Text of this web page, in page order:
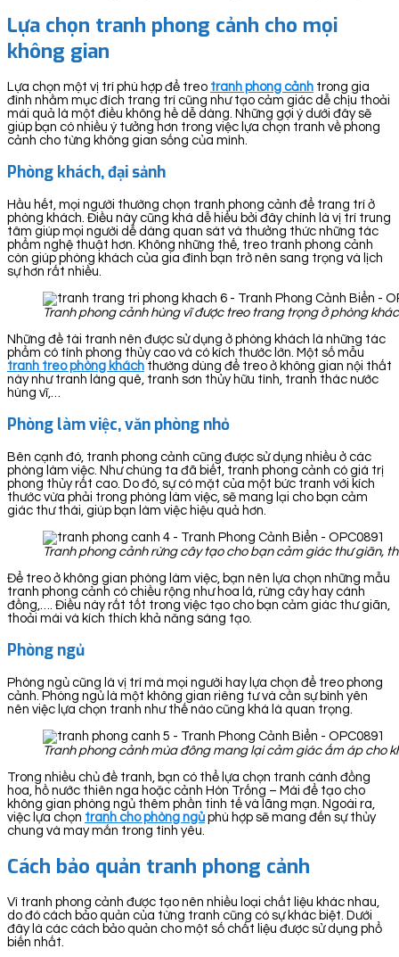
Lựa chọn tranh phong cảnh cho mọi
không gian
Lựa chọn một vị trí phù hợp để treo tranh phong cảnh trong gia
đình nhằm mục đích trang trí cũng như tạo cảm giác dễ chịu thoải
mái quả là một điều không hề dễ dàng. Những gợi ý dưới đây sẽ
giúp bạn có nhiều ý tưởng hơn trong việc lựa chọn tranh về phong
cảnh cho từng không gian sống của mình.
Phòng khách, đại sảnh
Hầu hết, mọi người thường chọn tranh phong cảnh để trang trí ở
phòng khách. Điều này cũng khá dễ hiểu bởi đây chính là vị trí trung
tâm giúp mọi người dễ dàng quan sát và thưởng thức những tác
phẩm nghệ thuật hơn. Không những thế, treo tranh phong cảnh
còn giúp phòng khách của gia đình bạn trở nên sang trọng và lịch
sự hơn rất nhiều.
Tranh phong cảnh hùng vĩ được treo trang trọng ở phòng
Những đề tài tranh nên được sử dụng ở phòng khách là những tác
phẩm có tính phong thủy cao và có kích thước lớn. Một số mẫu
tranh treo phòng khách thường dùng để treo ở không gian nội thất
này như tranh làng quê, tranh sơn thủy hữu tình, tranh thác nước
hùng vĩ,…
Phòng làm việc, văn phòng nhỏ
Bên cạnh đó, tranh phong cảnh cũng được sử dụng nhiều ở các
phòng làm việc. Như chúng ta đã biết, tranh phong cảnh có giá trị
phong thủy rất cao. Do đó, sự có mặt của một bức tranh với kích
thước vừa phải trong phòng làm việc, sẽ mang lại cho bạn cảm
giác thư thái, giúp bạn làm việc hiệu quả hơn.
Tranh phong cảnh rừng cây tạo cho bạn cảm giác thư giãn,
Để treo ở không gian phòng làm việc, bạn nên lựa chọn những mẫu
tranh phong cảnh có chiều rộng như hoa lá, rừng cây hay cánh
đồng,…. Điều này rất tốt trong việc tạo cho bạn cảm giác thư giãn,
thoải mái và kích thích khả năng sáng tạo.
Phòng ngủ
Phòng ngủ cũng là vị trí mà mọi người hay lựa chọn để treo phong
cảnh. Phòng ngủ là một không gian riêng tư và cần sự bình yên
nên việc lựa chọn tranh như thế nào cũng khá là quan trọng.
Tranh phong cảnh mùa đông mang lại cảm giác ấm áp cho
Trong nhiều chủ đề tranh, bạn có thể lựa chọn tranh cánh đồng
hoa, hồ nước thiên nga hoặc cảnh Hòn Trống – Mái để tạo cho
không gian phòng ngủ thêm phần tinh tế và lãng mạn. Ngoài ra,
việc lựa chọn tranh cho phòng ngủ phù hợp sẽ mang đến sự thủy
chung và may mắn trong tình yêu.
Cách bảo quản tranh phong cảnh
Vì tranh phong cảnh được tạo nên nhiều loại chất liệu khác nhau,
do đó cách bảo quản của từng tranh cũng có sự khác biệt. Dưới
đây là các cách bảo quản cho một số chất liệu được sử dụng phổ
biến nhất.